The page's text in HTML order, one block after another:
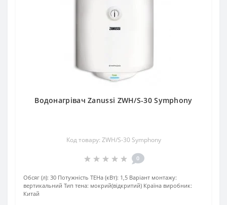
Водонагрівач Zanussi ZWH/S-30 Symphony
Код товару: ZWH/S-30 Symphony
0
Обсяг (л): 30 Потужність ТЕНа (кВт): 1,5 Варіант монтажу:
вертикальний Тип тена: мокрий(відкритий) Країна виробник:
Китай